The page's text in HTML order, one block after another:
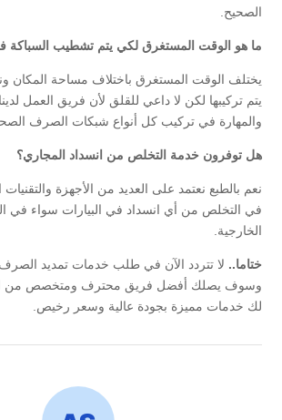
الصحيح.
ما هو الوقت المستغرق لكي يتم تشطيب السباكة
يختلف الوقت المستغرق باختلاف مساحة المكان
يتم تركيبها لكن لا داعي للقلق لأن فريق العمل
والمهارة في تركيب كل أنواع شبكات الصرف
هل توفرون خدمة التخلص من انسداد المجاري؟
نعم بالطبع نعتمد على العديد من الأجهزة والتقنيات
في التخلص من أي انسداد في البيارات سواء في
الخارجية.
ختاما.. لا تتردد الآن في طلب خدمات تمديد
وسوف يصلك أفضل فريق محترف ومتخصص من
لك خدمات مميزة بجودة عالية وسعر رخيص.